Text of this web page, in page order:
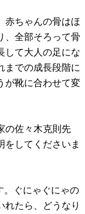
赤ちゃんの骨はほ
、全部そろって骨
して大人の足にな
までの成長段階に
が靴に合わせて変
の佐々木克則先
をしてくださいま
。ぐにゃぐにゃの
れたら、どうなり